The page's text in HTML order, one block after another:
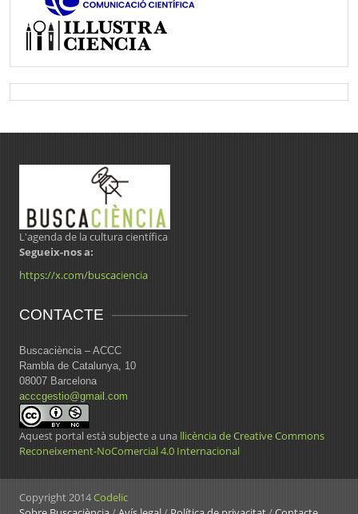
L'agenda de la cultura científica
Segueix-nos a:
https://x.com/buscaciencia
CONTACTE
Buscaciència – ACCC
Rambla de Catalunya, 10
08007 Barcelona
acccgestio@gmail.com
Aquest portal està subjecte a una llicència de Creative Commons
Reconeixement-NoComercial 4.0 Internacional
Copyright 2014Codelic